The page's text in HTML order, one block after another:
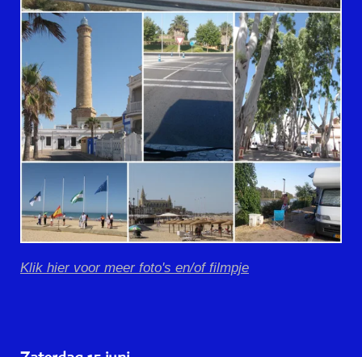
Klik hier voor meer foto's en/of filmpje